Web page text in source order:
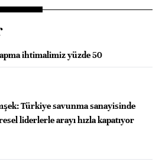
ihtimalimiz yüzde 50
Türkiye savunma sanayisinde
liderlerle arayı hızla kapatıyor